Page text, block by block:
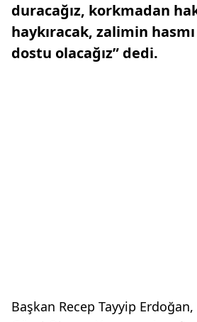
duracağız, korkmadan
haykıracak, zalimin
dostu olacağız” dedi.
Başkan Recep Tayyip